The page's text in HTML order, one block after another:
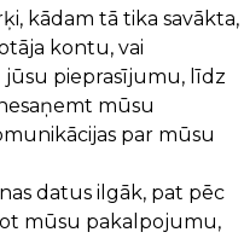
kādam tā tika savākta,
kontu, vai
jūsu pieprasījumu, līdz
mūsu
par mūsu
datus ilgāk, pat pēc
mūsu pakalpojumu,